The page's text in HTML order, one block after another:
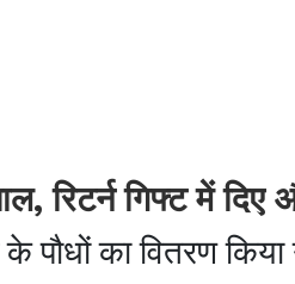
रिटर्न गिफ्ट में दिए
पौधों का वितरण किया